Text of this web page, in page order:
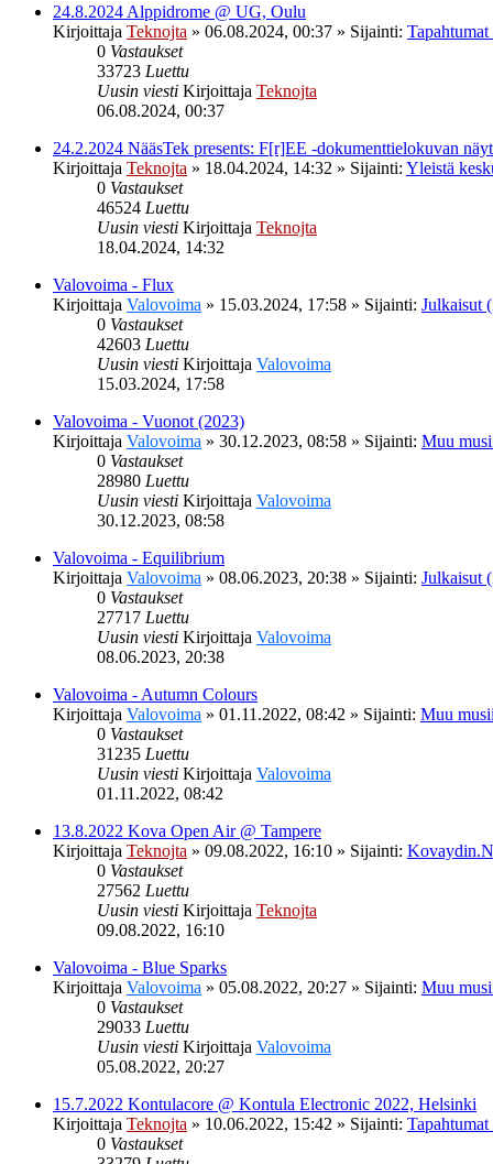
24.8.2024 Alppidrome @ UG, Oulu
Kirjoittaja Teknojta » 06.08.2024, 00:37 » Sijainti: Tapahtumat
0 Vastaukset
33723 Luettu
Uusin viesti Kirjoittaja Teknojta
06.08.2024, 00:37
24.2.2024 NääsTek presents: F[r]EE -dokumenttielokuvan
Kirjoittaja Teknojta » 18.04.2024, 14:32 » Sijainti: Yleistä
0 Vastaukset
46524 Luettu
Uusin viesti Kirjoittaja Teknojta
18.04.2024, 14:32
Valovoima - Flux
Kirjoittaja Valovoima » 15.03.2024, 17:58 » Sijainti: Julkaisut
0 Vastaukset
42603 Luettu
Uusin viesti Kirjoittaja Valovoima
15.03.2024, 17:58
Valovoima - Vuonot (2023)
Kirjoittaja Valovoima » 30.12.2023, 08:58 » Sijainti: Muu
0 Vastaukset
28980 Luettu
Uusin viesti Kirjoittaja Valovoima
30.12.2023, 08:58
Valovoima - Equilibrium
Kirjoittaja Valovoima » 08.06.2023, 20:38 » Sijainti: Julkaisut
0 Vastaukset
27717 Luettu
Uusin viesti Kirjoittaja Valovoima
08.06.2023, 20:38
Valovoima - Autumn Colours
Kirjoittaja Valovoima » 01.11.2022, 08:42 » Sijainti: Muu
0 Vastaukset
31235 Luettu
Uusin viesti Kirjoittaja Valovoima
01.11.2022, 08:42
13.8.2022 Kova Open Air @ Tampere
Kirjoittaja Teknojta » 09.08.2022, 16:10 » Sijainti:
0 Vastaukset
27562 Luettu
Uusin viesti Kirjoittaja Teknojta
09.08.2022, 16:10
Valovoima - Blue Sparks
Kirjoittaja Valovoima » 05.08.2022, 20:27 » Sijainti: Muu
0 Vastaukset
29033 Luettu
Uusin viesti Kirjoittaja Valovoima
05.08.2022, 20:27
15.7.2022 Kontulacore @ Kontula Electronic 2022, Helsinki
Kirjoittaja Teknojta » 10.06.2022, 15:42 » Sijainti: Tapahtumat
0 Vastaukset